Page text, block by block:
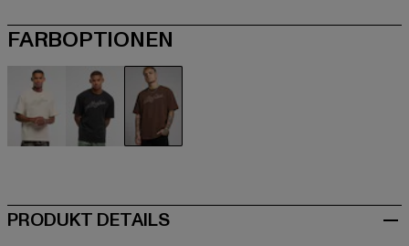
FARBOPTIONEN
PRODUKT DETAILS